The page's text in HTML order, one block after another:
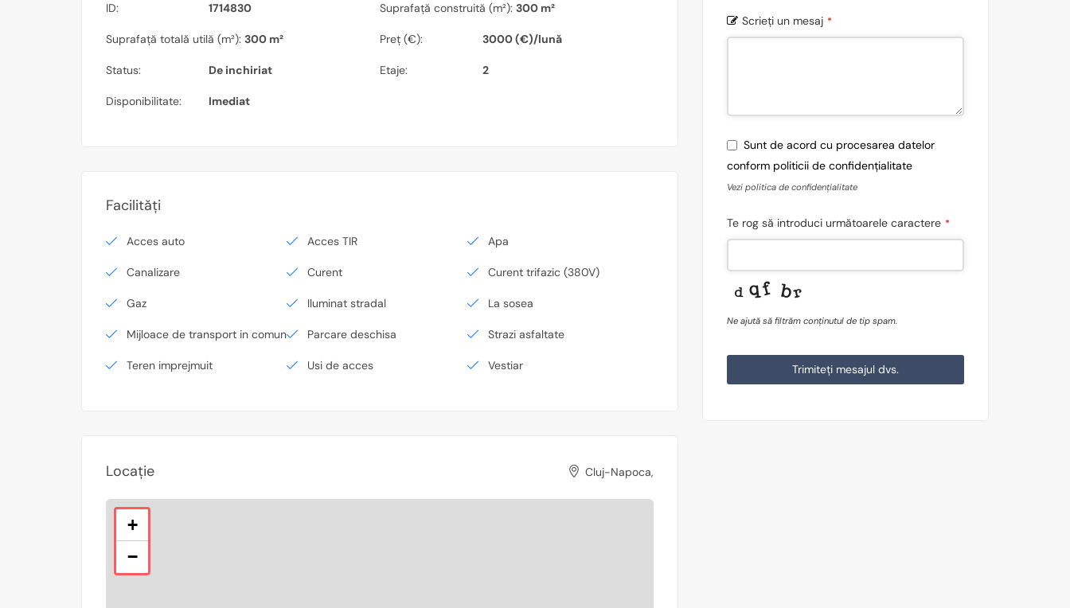
ID: 1714830 Suprafață construită (m²): 300 m²
Suprafață totală utilă (m²): 300 m² Preț (€): 3000 (€)/lună
Status: De inchiriat Etaje: 2
Disponibilitate: Imediat
Facilități
Acces auto Acces TIR Apa
Canalizare Curent Curent trifazic (380V)
Gaz Iluminat stradal La sosea
Mijloace de transport in comun Parcare deschisa Strazi asfaltate
Teren imprejmuit Usi de acces Vestiar
Locație Cluj-Napoca,
+
−
Scrieți un mesaj *
Sunt de acord cu procesarea datelor
conform politicii de confidențialitate
Vezi politica de confidențialitate
Te rog să introduci următoarele caractere *
Ne ajută să filtrăm conținutul de tip spam.
Trimiteți mesajul dvs.